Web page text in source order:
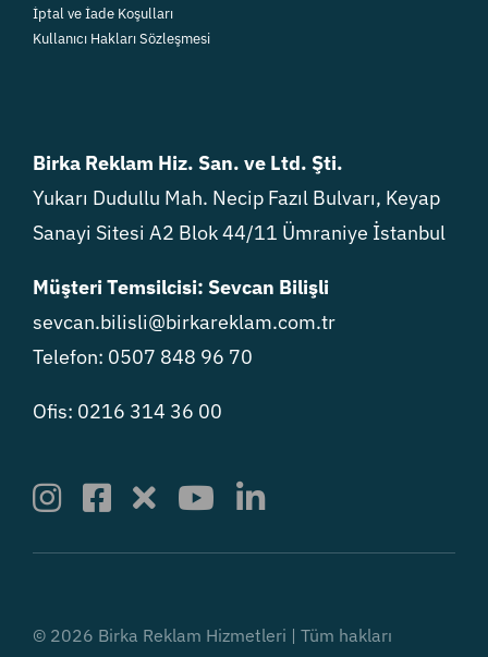
İptal ve İade Koşulları
Kullanıcı Hakları Sözleşmesi
Birka Reklam Hiz. San. ve Ltd. Şti.
Yukarı Dudullu Mah. Necip Fazıl Bulvarı, Keyap
Sanayi Sitesi A2 Blok 44/11 Ümraniye İstanbul
Müşteri Temsilcisi: Sevcan Bilişli
sevcan.bilisli@birkareklam.com.tr
Telefon: 0507 848 96 70
Ofis: 0216 314 36 00
© 2026 Birka Reklam Hizmetleri | Tüm hakları